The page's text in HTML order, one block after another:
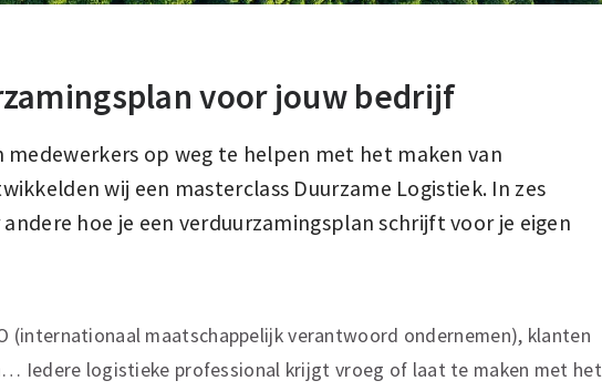
voor jouw bedrijf
medewerkers op weg te helpen met het maken van
wij een masterclass Duurzame Logistiek. In zes
hoe je een verduurzamingsplan schrijft voor je eigen
(internationaal maatschappelijk verantwoord ondernemen), klanten
Iedere logistieke professional krijgt vroeg of laat te maken met het